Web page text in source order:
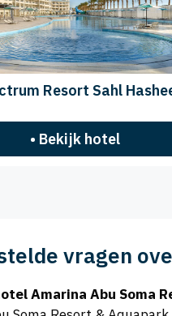
Resort Sahl
• Bekijk hotel
vragen
Amarina Abu Soma